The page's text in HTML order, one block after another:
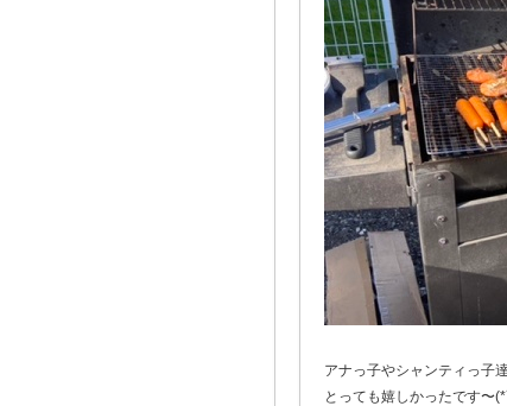
アナっ子やシャンティっ子
とっても嬉しかったです〜